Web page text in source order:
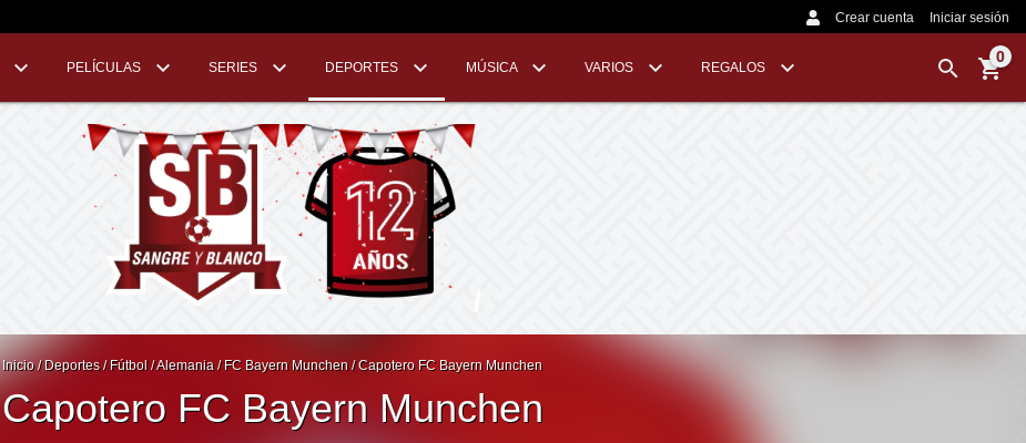
Crear cuenta Iniciar sesión
PELÍCULAS SERIES DEPORTES MÚSICA VARIOS REGALOS
0
Inicio / Deportes / Fútbol /Alemania / FC Bayern Munchen / Capotero FC Bayern Munchen
Capotero FC Bayern Munchen